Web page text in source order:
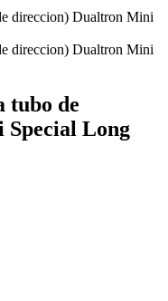
tubo de
Long